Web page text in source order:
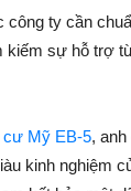
ty cần
kiếm sự hỗ trợ
cư Mỹ EB-5,
kinh nghiệm